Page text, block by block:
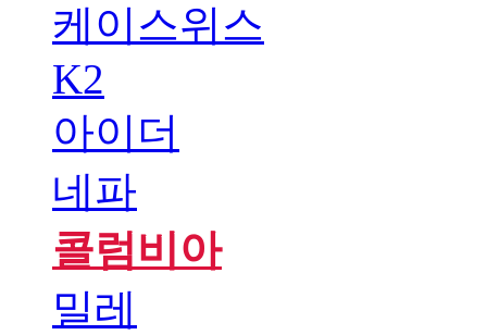
케이스위스
K2
아이더
네파
콜럼비아
밀레